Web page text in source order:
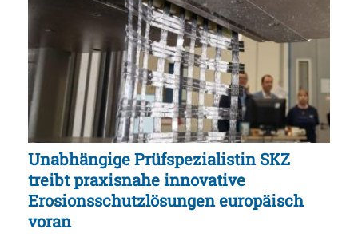
Unabhängige Prüfspezialistin SKZ
treibt praxisnahe innovative
Erosionsschutzlösungen europäisch
voran